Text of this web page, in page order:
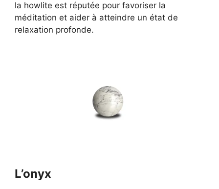
la howlite est réputée pour favoriser la
méditation et aider à atteindre un état de
relaxation profonde.
L’onyx